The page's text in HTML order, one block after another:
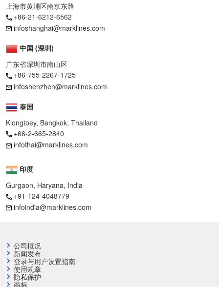
上海市黄浦区南京东路
+86-21-6212-6562
infoshanghai@marklines.com
中国 (深圳)
广东省深圳市南山区
+86-755-2267-1725
infoshenzhen@marklines.com
泰国
Klongtoey, Bangkok, Thailand
+66-2-665-2840
infothai@marklines.com
印度
Gurgaon, Haryana, India
+91-124-4048779
infoindia@marklines.com
公司概况
新闻发布
登录与用户设置指南
使用规章
隐私保护
商标